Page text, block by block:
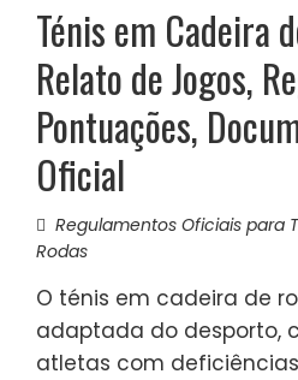
Ténis em Cadeira
Relato de Jogos,
Pontuações,
Oficial
Regulamentos Oficiais para
Rodas
O ténis em cadeira de
adaptada do desporto,
atletas com